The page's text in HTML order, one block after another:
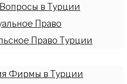
в Турции
Право
Право Турции
Фирмы в Турции